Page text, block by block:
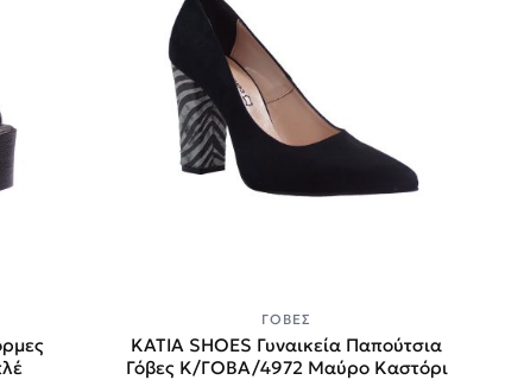
ΓΌΒΕΣ
KATIA SHOES Γυναικεία Παπούτσια
Γόβες Κ/ΓΟΒΑ/4972 Μαύρο Καστόρι